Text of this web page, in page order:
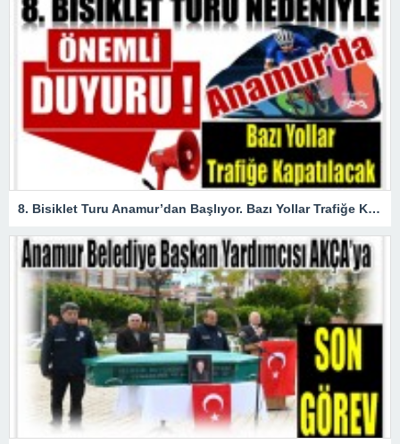
8. Bisiklet Turu Anamur’dan Başlıyor. Bazı Yollar Trafiğe Kapatılacak